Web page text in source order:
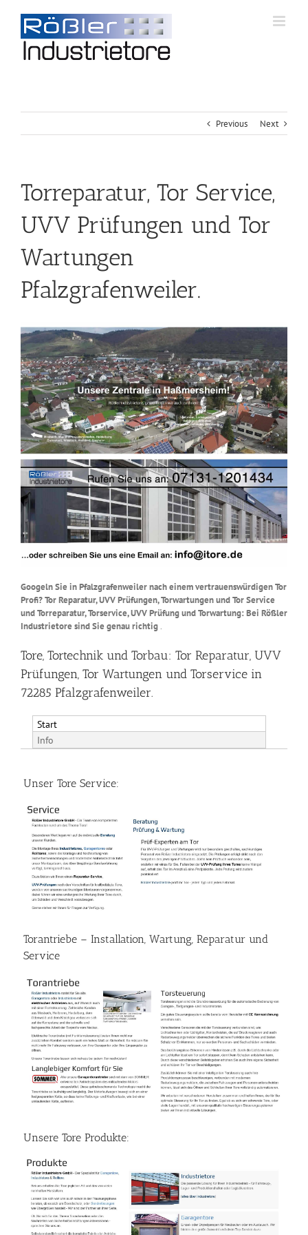
Previous Next
Torreparatur, Tor Service,
UVV Prüfungen und Tor
Wartungen
Pfalzgrafenweiler.
Googeln Sie in Pfalzgrafenweiler nach einem vertrauenswürdigen Tor
Profi? Tor Reparatur, UVV Prüfungen, Torwartungen und Tor Service
und Torreparatur, Torservice, UVV Prüfung und Torwartung: Bei Rößler
Industrietore sind Sie genau richtig.
Tore, Tortechnik und Torbau: Tor Reparatur, UVV
Prüfungen, Tor Wartungen und Torservice in
72285 Pfalzgrafenweiler.
Start
Info
Unser Tore Service:
Torantriebe – Installation, Wartung, Reparatur und
Service
Unsere Tore Produkte: